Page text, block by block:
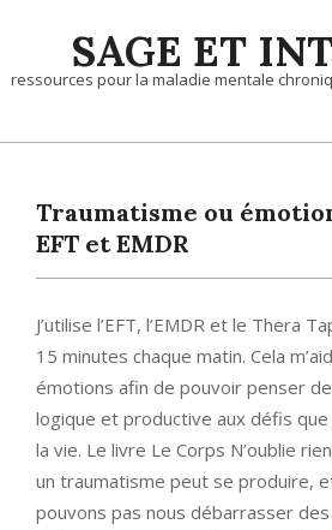
content SAGE ET
ressources pour la maladie mentale
Traumatisme ou
EFT et EMDR
J’utilise l’EFT, l’EMDR et le Thera
15 minutes chaque matin. Cela
émotions afin de pouvoir penser
logique et productive aux défis
la vie. Le livre Le Corps N’oublie
un traumatisme peut se produire,
pouvons pas nous débarrasser